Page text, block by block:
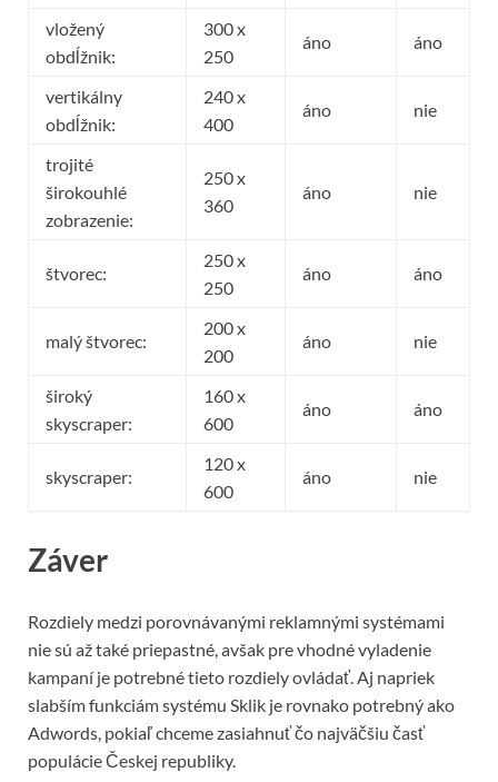
vložený
obdĺžnik:
300 x
250
áno áno
vertikálny
obdĺžnik:
240 x
400
áno nie
trojité
širokouhlé
zobrazenie:
250 x
360
áno nie
štvorec:
250 x
250
áno áno
malý štvorec:
200 x
200
áno nie
široký
skyscraper:
160 x
600
áno áno
skyscraper:
120 x
600
áno nie
Záver
Rozdiely medzi porovnávanými reklamnými systémami
nie sú až také priepastné, avšak pre vhodné vyladenie
kampaní je potrebné tieto rozdiely ovládať. Aj napriek
slabším funkciám systému Sklik je rovnako potrebný ako
Adwords, pokiaľ chceme zasiahnuť čo najväčšiu časť
populácie Českej republiky.